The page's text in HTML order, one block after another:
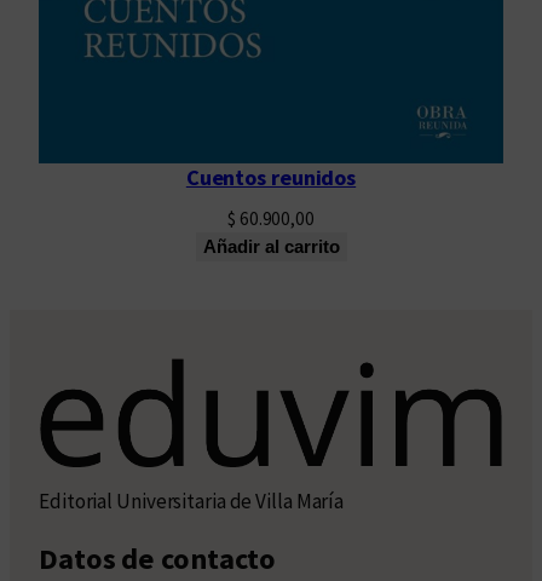
Cuentos reunidos
$ 60.900,00
Añadir al carrito
Editorial Universitaria de Villa María
Datos de contacto